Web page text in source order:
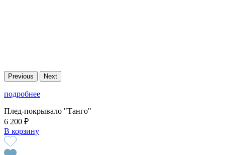
Previous Next
подробнее
Плед-покрывало "Танго"
6 200 ₽
В корзину